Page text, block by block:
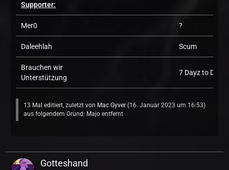
Supporter:
Mer0 ?
Daleehlah Scum
Brauchen wir
Unterstützung
7 Dayz to Die,
13 Mal editiert, zuletzt von Mac Gyver (16. Januar 2023 um 16:53)
aus folgendem Grund: Majo entfernt
Gotteshand